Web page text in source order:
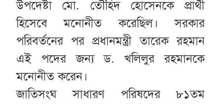
উপদেষ্টা মো. তৌহিদ হোসেনকে প্রার্থী
হিসেবে মনোনীত করেছিল। সরকার
পরিবর্তনের পর প্রধানমন্ত্রী তারেক রহমান
এই পদের জন্য ড. খলিলুর রহমানকে
মনোনীত করেন।
জাতিসংঘ সাধারণ পরিষদের ৮১তম